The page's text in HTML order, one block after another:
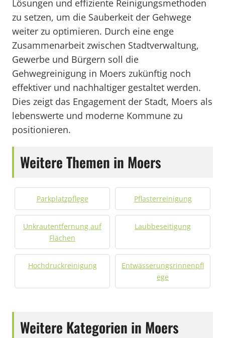
Lösungen und effiziente Reinigungsmethoden
zu setzen, um die Sauberkeit der Gehwege
weiter zu optimieren. Durch eine enge
Zusammenarbeit zwischen Stadtverwaltung,
Gewerbe und Bürgern soll die
Gehwegreinigung in Moers zukünftig noch
effektiver und nachhaltiger gestaltet werden.
Dies zeigt das Engagement der Stadt, Moers als
lebenswerte und moderne Kommune zu
positionieren.
Weitere Themen in Moers
Parkplatzpflege Pflasterreinigung
Unkrautentfernung auf
Flächen
Laubbeseitigung
Hochdruckreinigung
Entwässerungsrinnenpfl
ege
Weitere Kategorien in Moers